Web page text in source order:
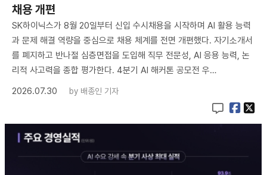
채용 개편
SK하이닉스가 8월 20일부터 신입 수시채용을 시작하며 AI 활용 능력
과 문제 해결 역량을 중심으로 채용 체계를 전면 개편했다. 자기소개서
를 폐지하고 반나절 심층면접을 도입해 직무 전문성, AI 응용 능력, 논
리적 사고력을 종합 평가한다. 4분기 AI 해커톤 공모전 우…
2026.07.30
by 배종인 기자